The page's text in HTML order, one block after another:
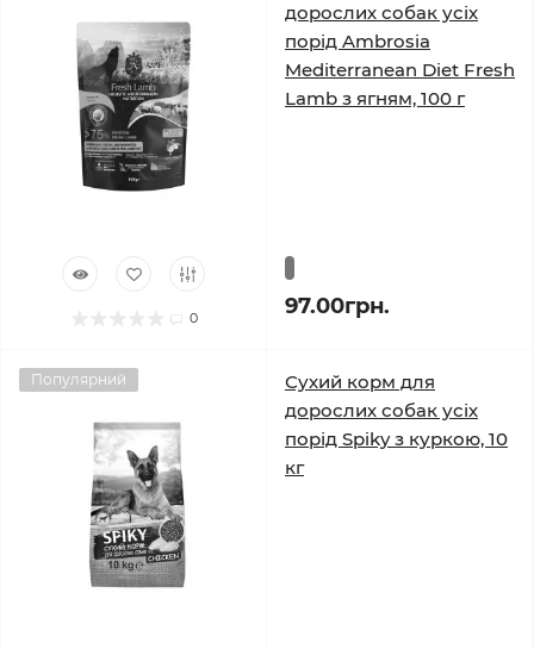
0
дорослих собак усіх
порід Ambrosia
Mediterranean Diet Fresh
Lamb з ягням, 100 г
97.00грн.
Популярний
Сухий корм для
дорослих собак усіх
порід Spiky з куркою, 10
кг